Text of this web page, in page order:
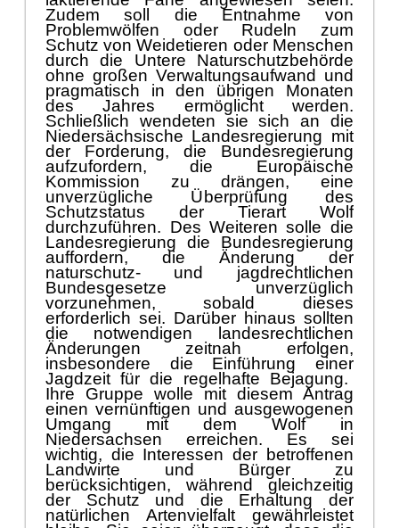
durch die Untere Naturschutzbehörde
ohne großen Verwaltungsaufwand und
pragmatisch in den übrigen Monaten
des Jahres ermöglichtwerden.
Schließlich wendeten sie sich andie
Niedersächsische Landesregierung mit
der Forderung
die Bundesregierung
aufzufordern, die Europäische
Kommission zu drängen,eine
unverzügliche Überprüfung des
Schutzstatus der Tierart Wolf
durchzuführen. Des Weiterensolle die
Landesregierung die Bundesregierung
auffordern, die Änderung
der
naturschutz- und jagdrechtlichen
Bundesgesetze unverzüglich
vorzunehmen, sobald dieses
erforderlich sei. Darü ber hinaussollten
die notwendigen landesrechtlichen
Änderungen zeitnah erfolgen,
insbesonderedie Einführung einer
Jagdzeit für die regelhafte Bejagung.
Ihre Gruppe wolle mit diesem Antrag
einen vernünftigen und ausgewogenen
Umgang mit dem Wolf in
Niedersachsen erreichen. Es sei
wichtig, die Interessen der betroffenen
Landwirte und Bü
rger zu
berücksichtigen, während gleichzeitig
der Schutz und die Erhaltung der
natürlichen Artenvielfaltgewä
hrleistet
bleibe. Sie seien überzeugt, dass die
vorgeschlagenen Maß
nahmen einen
wichtigen Beitrag hierzu leisten würden.